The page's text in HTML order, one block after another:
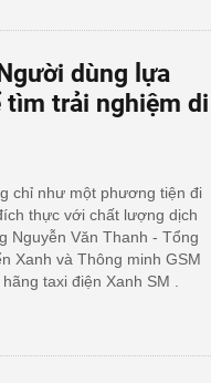
dùng lựa
tìm trải nghiệm di
chỉ như một phương tiện đi
thực với chất lượng dịch
Nguyễn Văn Thanh - Tổng
Xanh và Thông minh GSM
taxi điện Xanh SM .